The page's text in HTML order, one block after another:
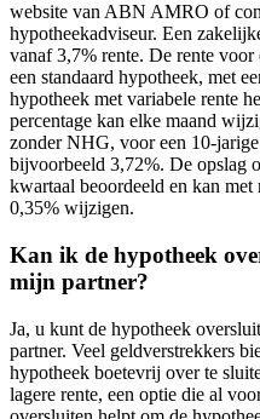
website van ABN AMRO of
hypotheekadviseur. Een
vanaf 3,7% rente. De rente
een standaard hypotheek, met
hypotheek met variabele rente
percentage kan elke maand
zonder NHG, voor een 10-
bijvoorbeeld 3,72%. De opslag
kwartaal beoordeeld en kan
0,35% wijzigen.
Kan ik de hypotheek
mijn partner?
Ja, u kunt de hypotheek
partner. Veel geldverstrekkers
hypotheek boetevrij over te
lagere rente, een optie die al